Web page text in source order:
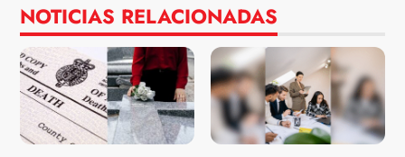
NOTICIAS RELACIONADAS